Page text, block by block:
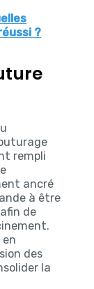
?
rempli
ancré
à être
de
des
la